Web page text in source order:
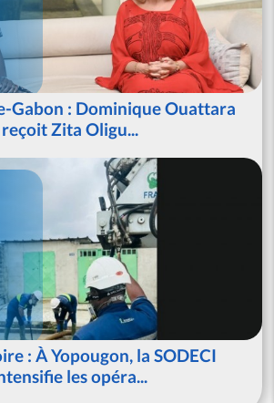
Gabon : Dominique Ouattara
reçoit Zita Oligu...
: À Yopougon, la SODECI
les opéra...